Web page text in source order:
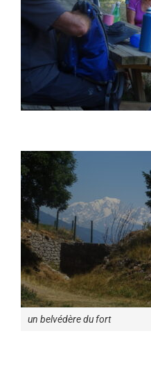
un belvédère du fort